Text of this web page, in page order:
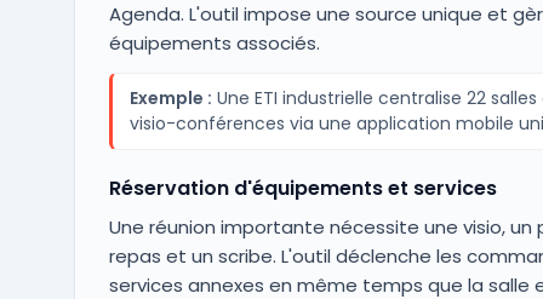
Agenda. L'outil impose une source unique et
équipements associés.
Exemple : Une ETI industrielle centralise 22
visio-conférences via une application mobile
Réservation d'équipements et services
Une réunion importante nécessite une visio,
repas et un scribe. L'outil déclenche les
services annexes en même temps que la salle